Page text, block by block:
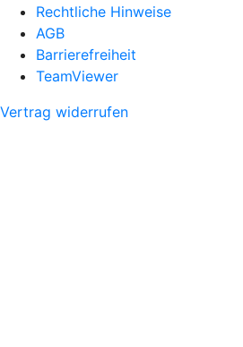
Rechtliche Hinweise
AGB
Barrierefreiheit
TeamViewer
Vertrag widerrufen